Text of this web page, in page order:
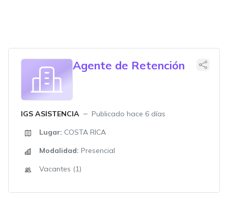
Agente de Retención
IGS ASISTENCIA
Publicado hace 6 días
Lugar: COSTA RICA
Modalidad: Presencial
Vacantes (1)